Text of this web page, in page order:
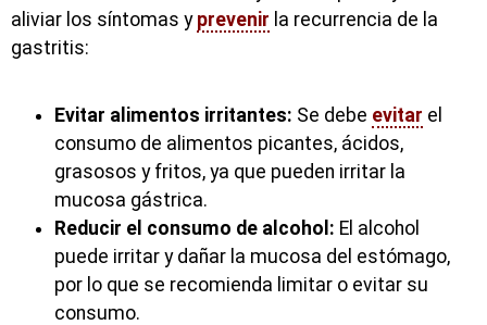
aliviar los síntomas y prevenir la recurrencia de la
gastritis:
Evitar alimentos irritantes: Se debe evitar el
consumo de alimentos picantes, ácidos,
grasosos y fritos, ya que pueden irritar la
mucosa gástrica.
Reducir el consumo de alcohol: El alcohol
puede irritar y dañar la mucosa del estómago,
por lo que se recomienda limitar o evitar su
consumo.